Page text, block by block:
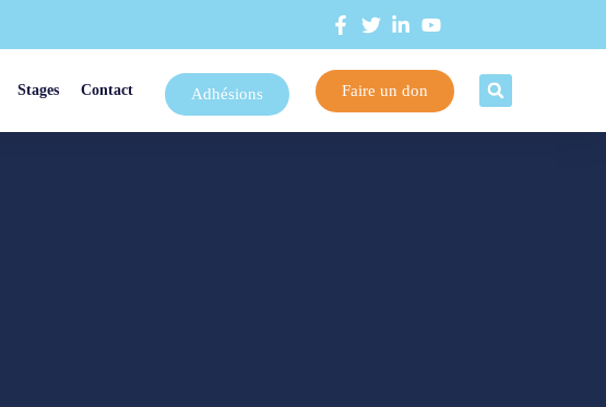
Stages Contact Adhésions Faire un don